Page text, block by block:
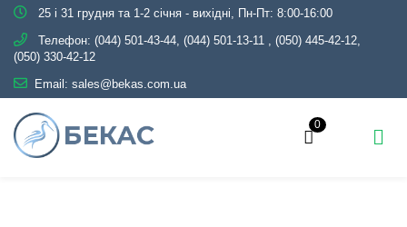
25 і 31 грудня та 1-2 січня - вихідні, Пн-Пт: 8:00-16:00
Телефон: (044) 501-43-44, (044) 501-13-11 , (050) 445-42-12,
(050) 330-42-12
Email: sales@bekas.com.ua
0